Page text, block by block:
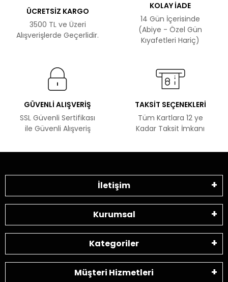
ÜCRETSİZ KARGO
3500 TL ve Üzeri
Alışverişlerde Geçerlidir.
KOLAY İADE
14 Gün İçerisinde
(Abiye - Özel Gün
Kıyafetleri Hariç)
GÜVENLİ ALIŞVERİŞ
SSL Güvenli Sertifikası
ile Güvenli Alışveriş
TAKSİT SEÇENEKLERİ
Tüm Kartlara 12 ye
Kadar Taksit İmkanı
İletişim
Kurumsal
Kategoriler
Müşteri Hizmetleri